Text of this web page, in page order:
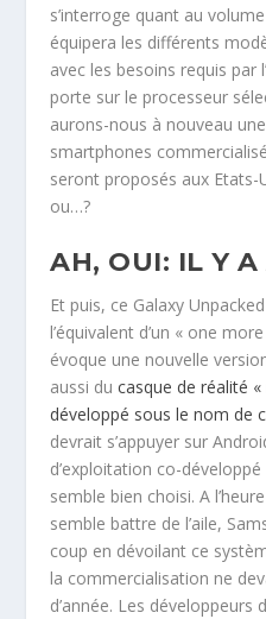
s’interroge quant au
équipera les différents
avec les besoins requis par
porte sur le processeur
aurons-nous à nouveau
smartphones
seront proposés aux Etats-
ou…?
AH, OUI: IL Y
Et puis, ce Galaxy
l’équivalent d’un « one
évoque une nouvelle
aussi ducasque de réalité
développé sous le nom de
devrait s’appuyer sur
d’exploitation co-
semble bien choisi. A
semble battre de l’aile,
coup en dévoilant ce
la commercialisation ne
d’année. Les développeurs